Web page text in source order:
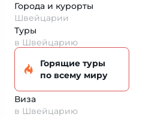
Города и курорты
Швейцарии
Туры
в Швейцарию
Горящие туры
по всему миру
Виза
в Швейцарию